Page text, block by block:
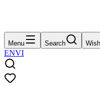
Menu Search
ENVI